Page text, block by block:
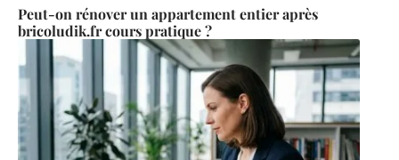
Peut-on rénover un appartement entier après
bricoludik.fr cours pratique ?